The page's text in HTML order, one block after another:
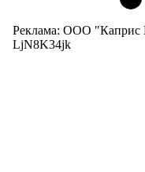
Реклама: ООО "Каприс
LjN8K34jk